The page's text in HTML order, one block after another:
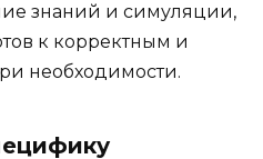
знаний и симуляции,
к корректным и
необходимости.